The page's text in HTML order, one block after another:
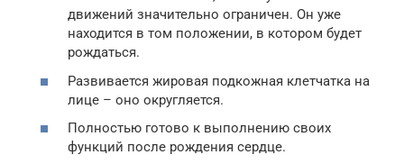
движений значительно ограничен. Он уже
находится в том положении, в котором будет
рождаться.
Развивается жировая подкожная клетчатка на
лице – оно округляется.
Полностью готово к выполнению своих
функций после рождения сердце.